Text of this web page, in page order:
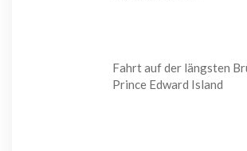
Fahrt auf der längsten
Prince Edward Island